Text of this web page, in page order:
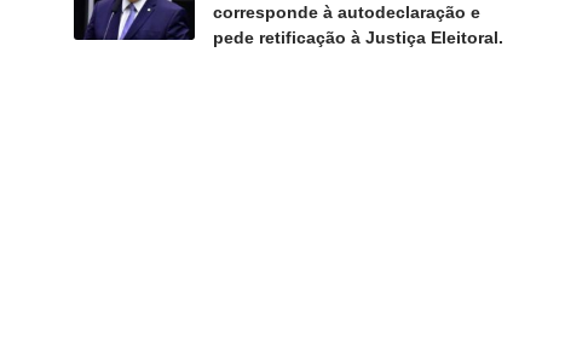
corresponde à autodeclaração e
pede retificação à Justiça Eleitoral.